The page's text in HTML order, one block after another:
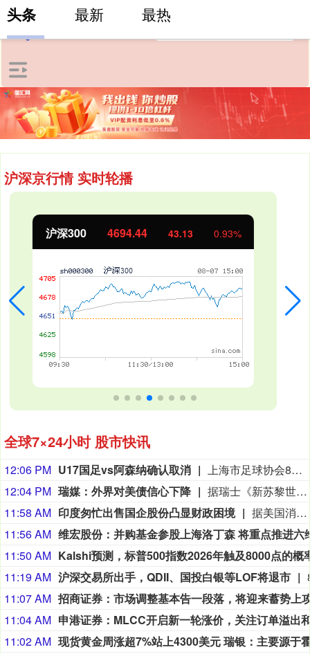
沪深京行情 实时轮播
北证50 1134.24 11.37 1.01%
全球7×24小时 股市快讯
12:06 PM U17国足vs阿森纳确认取消
上海市足球协会8月9日中午在微信公众号上发布公告，2026上海明日之星冠军杯男子组决赛取消。决赛对阵为中国男足U17对阵阿森纳U17，受台风影响，本场比赛现已确定取消，不延期进行。
12:04 PM 瑞媒：外界对美债信心下降
据瑞士《新苏黎世报》网站8月5日报道，截至2025年底，美国未偿国债规模达30.7万亿美元，相当于美国国内生产总值的95%左右。政府总债务甚至更高，占国内生产总值比例超过120%，但其中一部分并未在市场上流通，而是由美国联邦储备委员会（美联储）等机构持有。（参考消息）
11:58 AM 印度匆忙出售国企股份凸显财政困境
据美国消费者新闻与商业频道网站8月5日报道，印度政府今年一直急于出售其在国有企业的股份。到目前为止，该国已经减持了10家国有企业的股份，今年共筹集资金超过6200亿卢比（约合65亿美元）。当通胀压力和财政限制可能抑制政府支出时，印度很难保住全球增长最快的大型经济体的地位。报道称，但印度不能失去其经济增长优势，因为它正在争夺全球投资者的注意力。这些投资者已经把印度放在了次要位置，因为他们专注于人工智能驱动的业务，而这正是这个南亚国家的经济增长故事所缺失的。（参考消息）
11:56 AM
11:50 AM
11:19 AM 沪深交易所出手，QDII、国投白银等LOF将退市
11:07 AM
11:04 AM
11:02 AM
头条 最新 最热